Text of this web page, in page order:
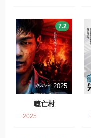
2025
噬亡村
7.2
2025